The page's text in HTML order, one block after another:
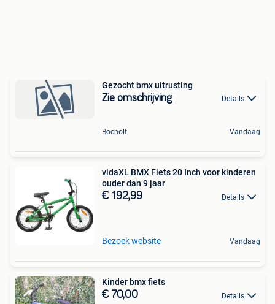
Gezocht bmx uitrusting
Zie omschrijving Details
Bocholt Vandaag
vidaXL BMX Fiets 20 Inch voor kinderen
ouder dan 9 jaar
€ 192,99 Details
Bezoek website Vandaag
Kinder bmx fiets
€ 70,00 Details